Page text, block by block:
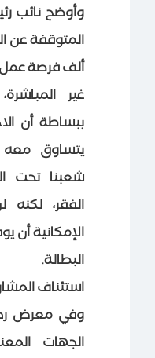
وأوضح نائب
ألف فرصة
غير
ببساطة أن
يتساوق معه
شعبنا تحت
الفقر،
الإمكانية أن
البطالة.
استئناف
وفي معرض
الجهات